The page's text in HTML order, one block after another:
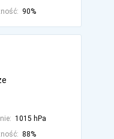
90%
1015 hPa
88%